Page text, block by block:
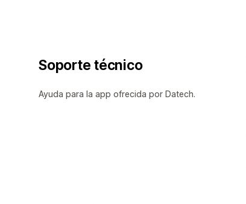
Soporte técnico
Ayuda para la app ofrecida por Datech.